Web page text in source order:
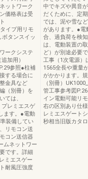
ットワーク
価格表は受
イプ用リモ
ボタンスイッ
ークシステ
加用）
参照●柱補
する場合に
金具など
（別冊）を
ては、
プレミエスゲ
ます。●電動
装備してい
リモコン送
コン送信器
ムネットワー
です。詳細
ミエスゲー
耐風圧強度
中でキズや異音
だくために、定
では、泥や雪な
があります。●電
合、過負荷を検
は、電動装置の
ど）が別途必要
工事（1次電源）
1565全長や重量
がかかります。
（別冊）
管工事参考図
イン電動可能リ
右の区別あり仕
レミエスゲート
秒相当旧版カタ